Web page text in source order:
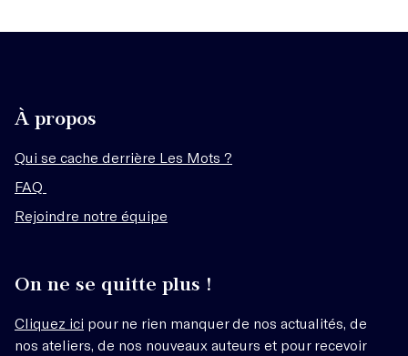
À propos
Qui se cache derrière Les Mots ?
FAQ
Rejoindre notre équipe
On ne se quitte plus !
Cliquez ici pour ne rien manquer de nos actualités, de
nos ateliers, de nos nouveaux auteurs et pour recevoir